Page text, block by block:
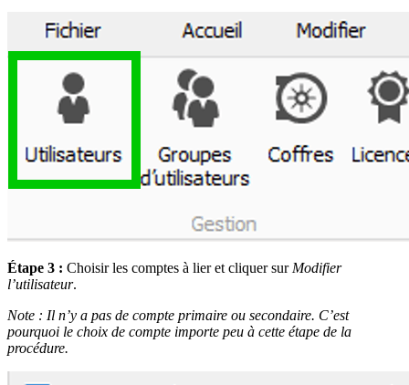
Étape 3 : Choisir les comptes à lier et cliquer sur Modifier
l’utilisateur.
Note : Il n’y a pas de compte primaire ou secondaire. C’est
pourquoi le choix de compte importe peu à cette étape de la
procédure.